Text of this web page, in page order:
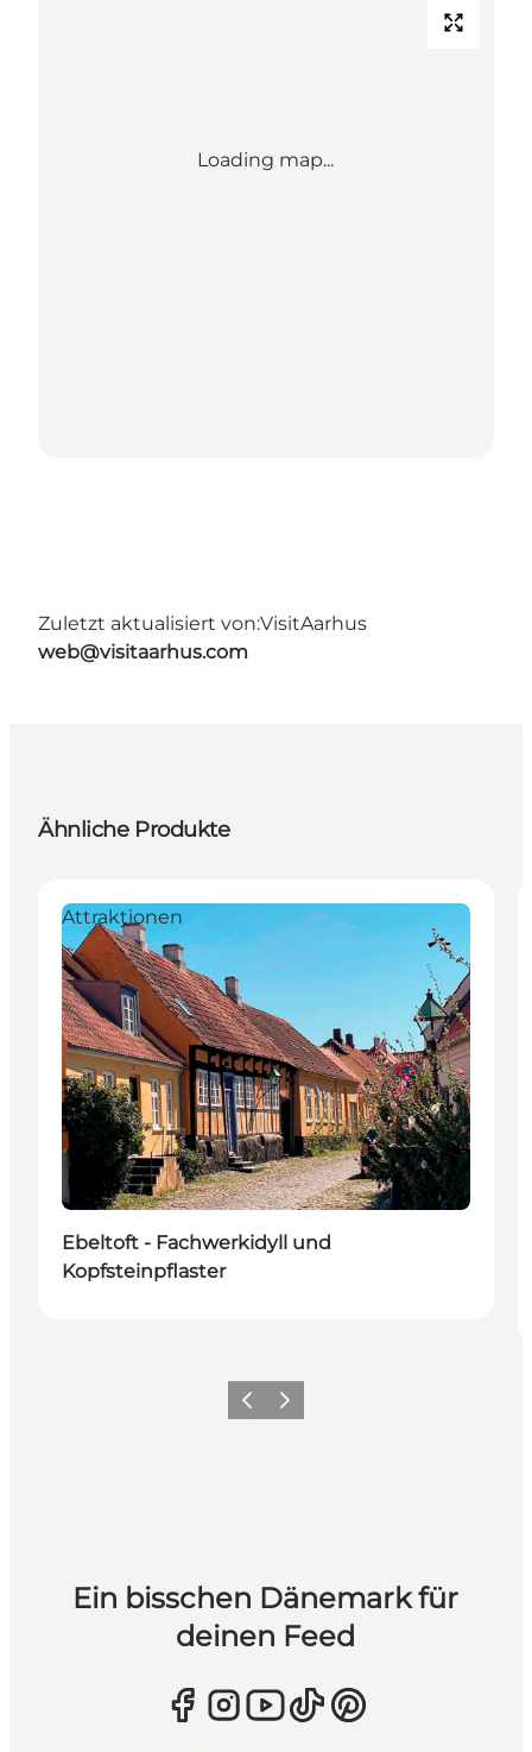
Loading map...
Zuletzt aktualisiert von:VisitAarhus
web@visitaarhus.com
Ähnliche Produkte
Attraktionen
Ebeltoft - Fachwerkidyll und
Kopfsteinpflaster
ZurückWeiter
Ein bisschen Dänemark für
deinen Feed